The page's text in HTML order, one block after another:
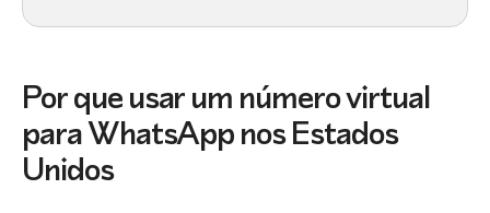
Por que usar um número virtual
para WhatsApp nos Estados
Unidos